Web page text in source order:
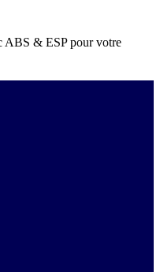
ABS & ESP pour votre